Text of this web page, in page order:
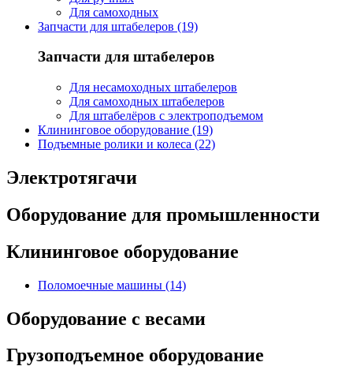
Для самоходных
Запчасти для штабелеров (19)
Запчасти для штабелеров
Для несамоходных штабелеров
Для самоходных штабелеров
Для штабелёров с электроподъемом
Клининговое оборудование (19)
Подъемные ролики и колеса (22)
Электротягачи
Оборудование для промышленности
Клининговое оборудование
Поломоечные машины (14)
Оборудование с весами
Грузоподъемное оборудование